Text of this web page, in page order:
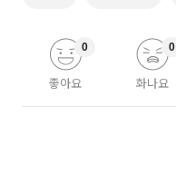
좋아요
0
화나요
0